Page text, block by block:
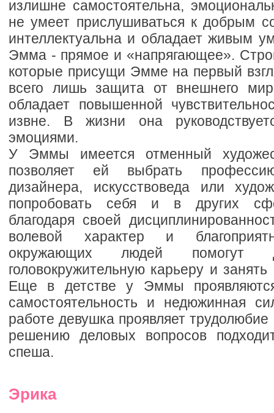
излишне самостоятельна,
не умеет прислушиваться к добрым
интеллектуальна и обладает живым
Эмма - прямое и «напрягающее».
которые присущи Эмме на первый
всего лишь защита от внешнего
обладает повышенной
извне. В жизни она
эмоциями.
У Эммы имеется отменный
позволяет ей выбрать
дизайнера, искусствоведа или
попробовать себя и в других
благодаря своей
волевой характер и
окружающих людей помогут
головокружительную карьеру и
Еще в детстве у Эммы
самостоятельность и недюжинная
работе девушка проявляет трудолюбие
решению деловых вопросов
спеша.
Эрика